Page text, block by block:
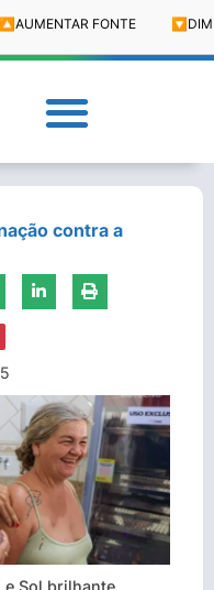
🔼 AUMENTAR FONTE 🔽
contra a
e Sol brilhante…